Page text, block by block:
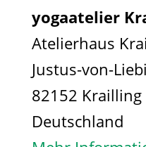
yogaatelier
Atelierhaus
Justus-von-
82152 Krailling
Deutschland